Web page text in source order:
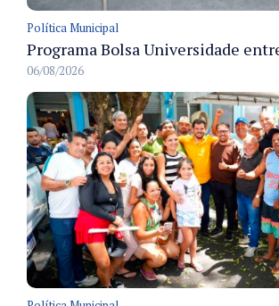
Política Municipal
06/08/2026